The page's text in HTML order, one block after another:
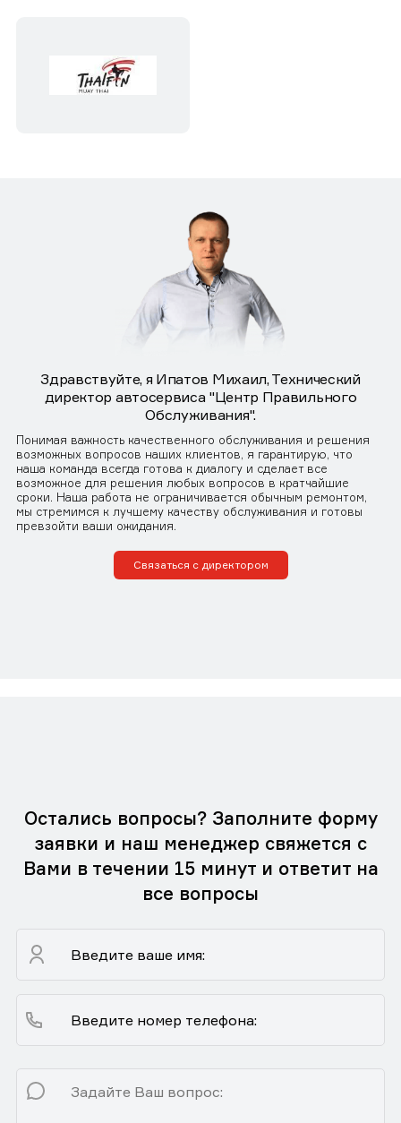
Здравствуйте, я Ипатов Михаил, Технический
директор автосервиса "Центр Правильного
Обслуживания".
Понимая важность качественного обслуживания и решения
возможных вопросов наших клиентов, я гарантирую, что
наша команда всегда готова к диалогу и сделает все
возможное для решения любых вопросов в кратчайшие
сроки. Наша работа не ограничивается обычным ремонтом,
мы стремимся к лучшему качеству обслуживания и готовы
превзойти ваши ожидания.
Связаться с директором
Остались вопросы? Заполните форму
заявки и наш менеджер свяжется с
Вами в течении 15 минут и ответит на
все вопросы